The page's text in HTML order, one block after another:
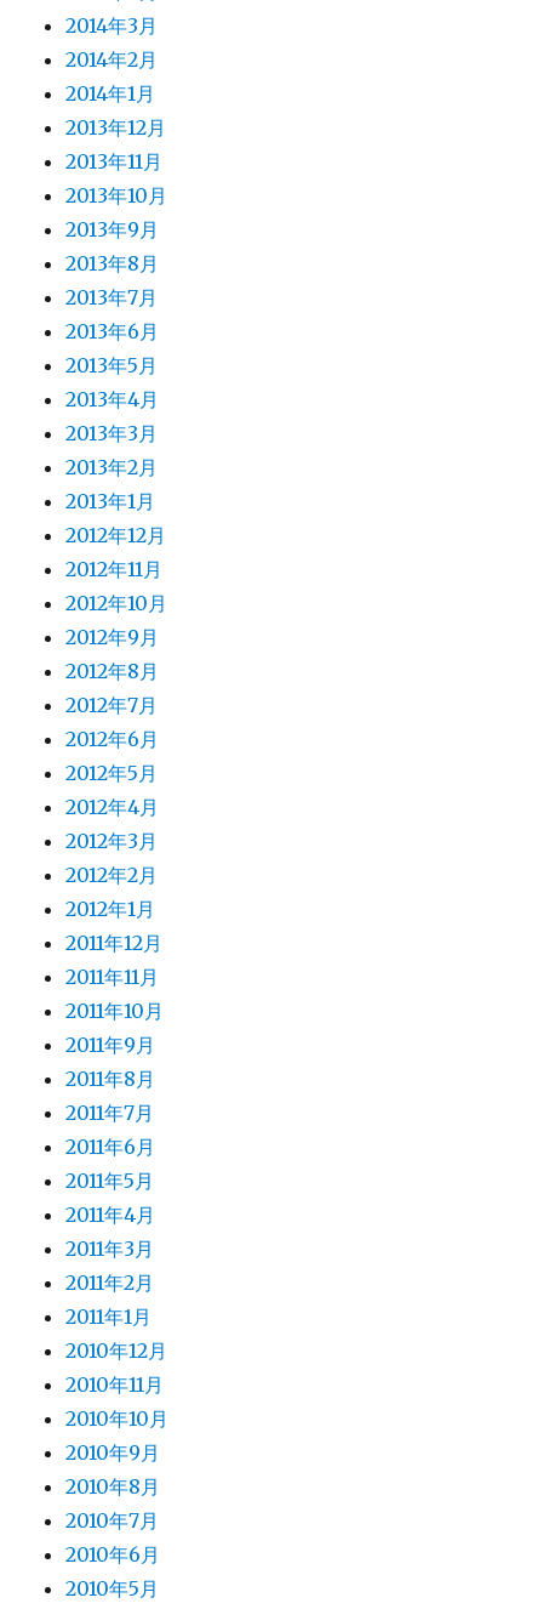
2014年3月
2014年2月
2014年1月
2013年12月
2013年11月
2013年10月
2013年9月
2013年8月
2013年7月
2013年6月
2013年5月
2013年4月
2013年3月
2013年2月
2013年1月
2012年12月
2012年11月
2012年10月
2012年9月
2012年8月
2012年7月
2012年6月
2012年5月
2012年4月
2012年3月
2012年2月
2012年1月
2011年12月
2011年11月
2011年10月
2011年9月
2011年8月
2011年7月
2011年6月
2011年5月
2011年4月
2011年3月
2011年2月
2011年1月
2010年12月
2010年11月
2010年10月
2010年9月
2010年8月
2010年7月
2010年6月
2010年5月